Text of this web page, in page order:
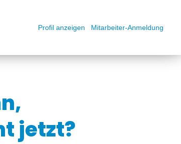
Profil anzeigen Mitarbeiter-Anmeldung
jetzt?